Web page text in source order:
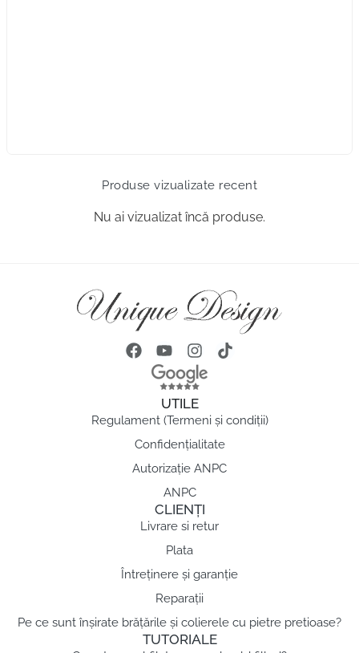
Produse vizualizate recent
Nu ai vizualizat încă produse.
UTILE
Regulament (Termeni și condiții)
Confidențialitate
Autorizație ANPC
ANPC
CLIENȚI
Livrare si retur
Plata
Întreținere și garanție
Reparații
Pe ce sunt înșirate brățările și colierele cu pietre pretioase?
TUTORIALE